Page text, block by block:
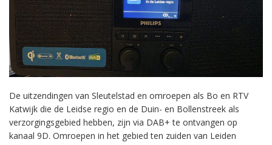
De uitzendingen van Sleutelstad en omroepen als Bo en RTV
Katwijk die de Leidse regio en de Duin- en Bollenstreek als
verzorgingsgebied hebben, zijn via DAB+ te ontvangen op
kanaal 9D. Omroepen in het gebied ten zuiden van Leiden